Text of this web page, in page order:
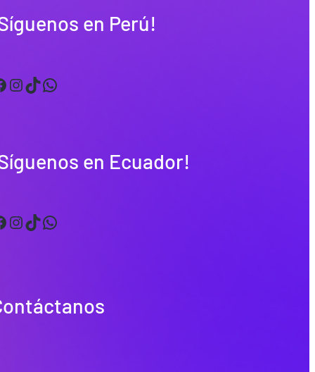
en Perú!
InstagramTikTok WhatsApp
en Ecuador!
InstagramTikTok WhatsApp